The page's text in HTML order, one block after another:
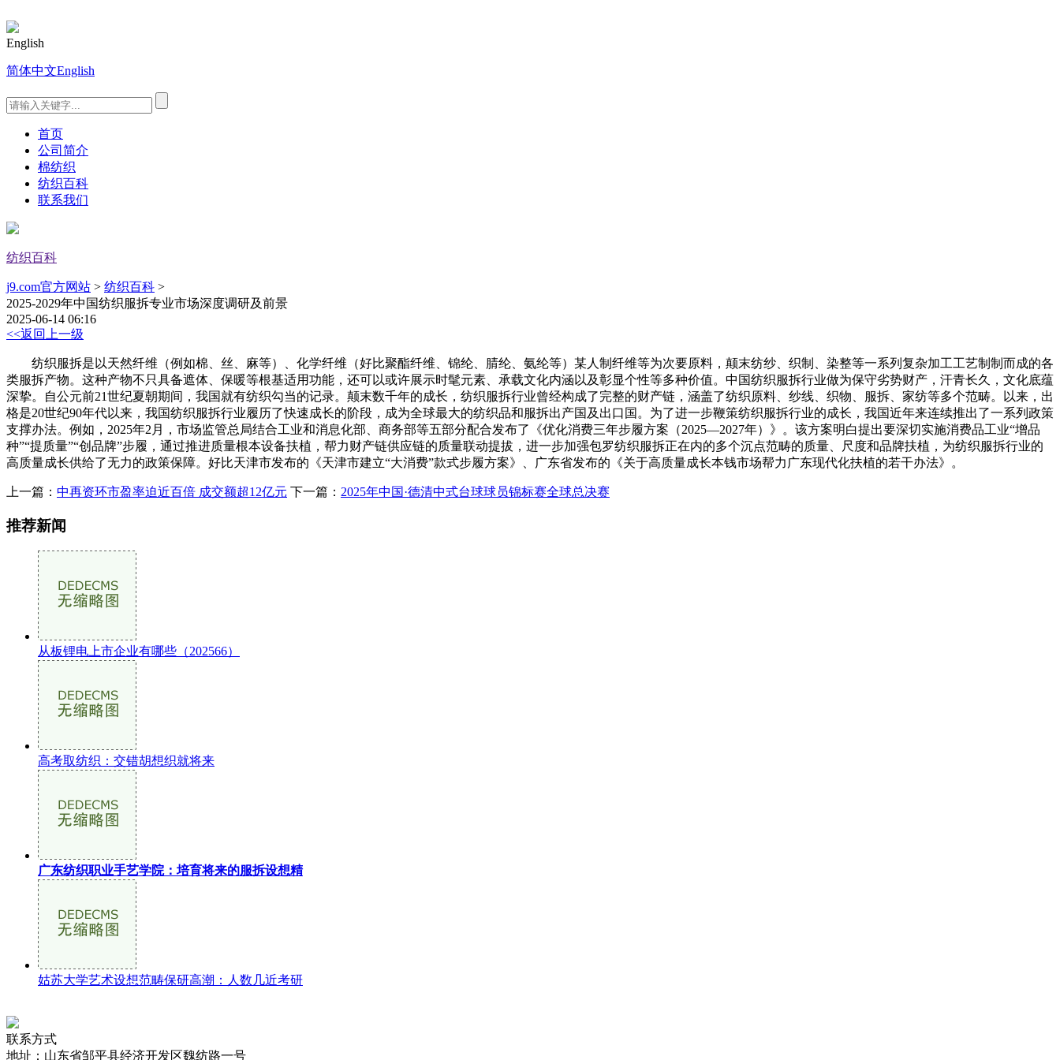
English
简体中文English
首页
公司简介
棉纺织
纺织百科
联系我们
纺织百科
j9.com官方网站 > 纺织百科 >
2025-2029年中国纺织服拆专业市场深度调研及前景
2025-06-14 06:16
<<返回上一级
纺织服拆是以天然纤维（例如棉、丝、麻等）、化学纤维（好比聚酯纤维、锦纶、腈纶、氨纶等）某人制纤维等为次要原料，颠末纺纱、织制、染整等一系列复杂加工工艺制制而成的各
类服拆产物。这种产物不只具备遮体、保暖等根基适用功能，还可以或许展示时髦元素、承载文化内涵以及彰显个性等多种价值。中国纺织服拆行业做为保守劣势财产，汗青长久，文化底蕴
深挚。自公元前21世纪夏朝期间，我国就有纺织勾当的记录。颠末数千年的成长，纺织服拆行业曾经构成了完整的财产链，涵盖了纺织原料、纱线、织物、服拆、家纺等多个范畴。以来，出
格是20世纪90年代以来，我国纺织服拆行业履历了快速成长的阶段，成为全球最大的纺织品和服拆出产国及出口国。为了进一步鞭策纺织服拆行业的成长，我国近年来连续推出了一系列政策
支撑办法。例如，2025年2月，市场监管总局结合工业和消息化部、商务部等五部分配合发布了《优化消费三年步履方案（2025—2027年）》。该方案明白提出要深切实施消费品工业“增品
种”“提质量”“创品牌”步履，通过推进质量根本设备扶植，帮力财产链供应链的质量联动提拔，进一步加强包罗纺织服拆正在内的多个沉点范畴的质量、尺度和品牌扶植，为纺织服拆行业的
高质量成长供给了无力的政策保障。好比天津市发布的《天津市建立“大消费”款式步履方案》、广东省发布的《关于高质量成长本钱市场帮力广东现代化扶植的若干办法》。
上一篇： 中再资环市盈率迫近百倍 成交额超12亿元 下一篇： 2025年中国·德清中式台球球员锦标赛全球总决赛
推荐新闻
从板锂电上市企业有哪些（202566）
高考取纺织：交错胡想织就将来
广东纺织职业手艺学院：培育将来的服拆设想精
姑苏大学艺术设想范畴保研高潮：人数几近考研
联系方式
地址：山东省邹平县经济开发区魏纺路一号